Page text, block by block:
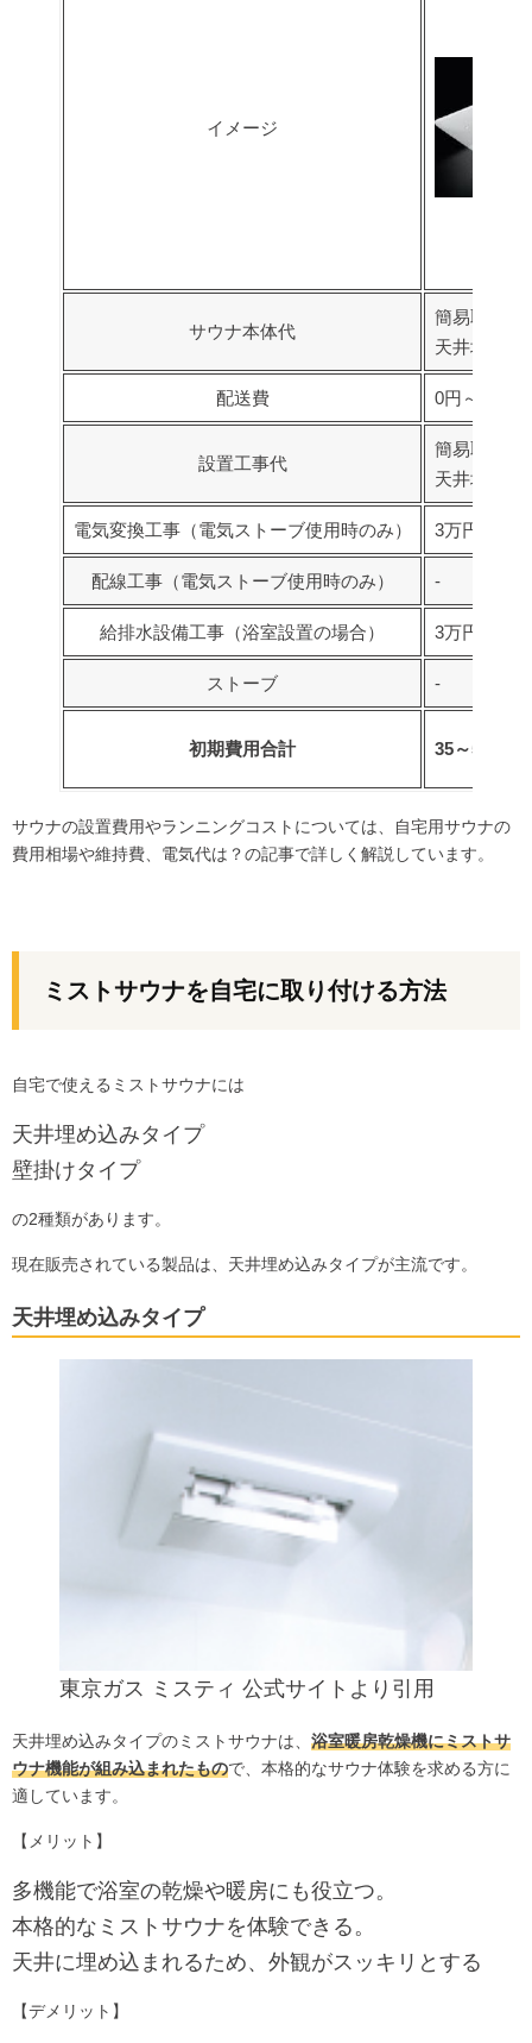
イメージ
サウナ本体代
簡易取り付
天井埋め込
配送費 0円～
設置工事代
簡易取り付
天井埋め込
電気変換工事（電気ストーブ使用時のみ） 3万円～
配線工事（電気ストーブ使用時のみ） ‐
給排水設備工事（浴室設置の場合） 3万円～
ストーブ ‐
初期費用合計 35～50万円
サウナの設置費用やランニングコストについては、
自宅用サウナの
費用相場や維持費、電気代は？の記事で詳しく解説しています。
ミストサウナを自宅に取り付ける方法
自宅で使えるミストサウナには
天井埋め込みタイプ
壁掛けタイプ
の2種類があります。
現在販売されている製品は、天井埋め込みタイプが主流です。
天井埋め込みタイプ
東京ガス ミスティ 公式サイト より引用
天井埋め込みタイプのミストサウナは、 浴室暖房乾燥機にミストサ
ウナ機能が組み込まれたもので、本格的なサウナ体験を求める方に
適しています。
【メリット】
多機能で浴室の乾燥や暖房にも役立つ。
本格的なミストサウナを体験できる。
天井に埋め込まれるため、外観がスッキリとする
【デメリット】